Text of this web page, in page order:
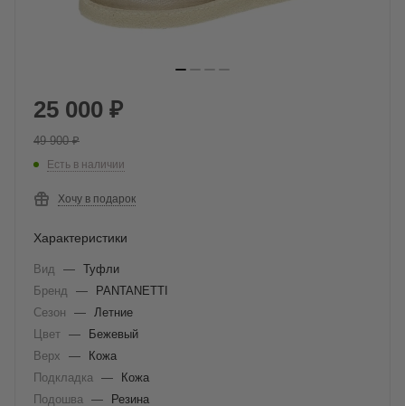
25 000 ₽
49 900₽
Есть в наличии
Хочу в подарок
Характеристики
Вид — Туфли
Бренд
—
PANTANETTI
Сезон
—
Летние
Цвет —
Бежевый
Верх
—
Кожа
Подкладка
—
Кожа
Подошва
— Резина